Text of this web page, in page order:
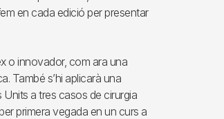
en cada edició per presentar
o innovador, com ara una
També s’hi aplicarà una
a tres casos de cirurgia
primera vegada en un curs a